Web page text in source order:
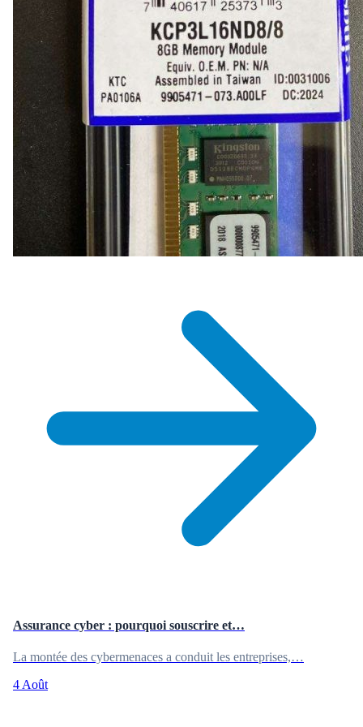
Assurance cyber : pourquoi souscrire et…
La montée des cybermenaces a conduit les entreprises,…
4 Août